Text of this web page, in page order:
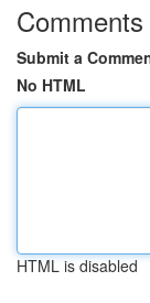
Comments
Submit a
No HTML
HTML is disabled